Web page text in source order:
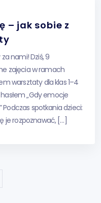
– jak sobie z
nami! Dziś, 9
zajęcia w ramach
warsztaty dla klas 1–4
„Gdy emocje
Podczas spotkania dzieci:
je rozpoznawać, […]